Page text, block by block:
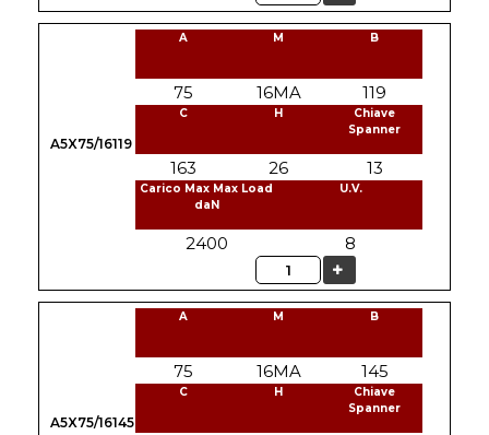
A5X75/16119
A
75
M
16MA
B
119
C
163
H
26
Chiave
Spanner
13
Carico Max Max Load
daN
2400
U.V.
8
Quantità
A5X75/16145
A
75
M
16MA
B
145
C H
Chiave
Spanner